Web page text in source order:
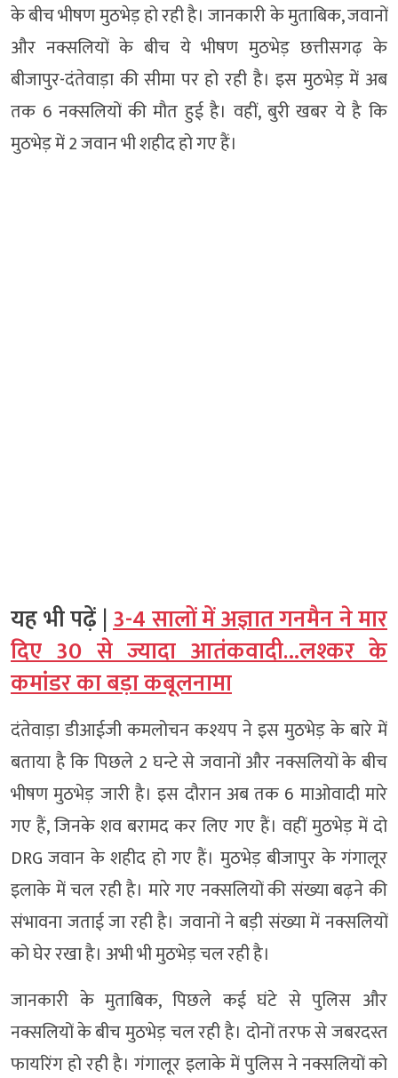
के बीच भीषण मुठभेड़ हो रही है। जानकारी के मुताबिक, जवानों
और नक्सलियों के बीच ये भीषण मुठभेड़ छत्तीसगढ़ के
बीजापुर-दंतेवाड़ा की सीमा पर हो रही है। इस मुठभेड़ में अब
तक 6 नक्सलियों की मौत हुई है। वहीं, बुरी खबर ये है कि
मुठभेड़ में 2 जवान भी शहीद हो गए हैं।
यह भी पढ़ें |3-4 सालों में अज्ञात गनमैन ने मार
दिए 30 से ज्यादा आतंकवादी…लश्कर के
कमांडर का बड़ा कबूलनामा
दंतेवाड़ा डीआईजी कमलोचन कश्यप ने इस मुठभेड़ के बारे में
बताया है कि पिछले 2 घन्टे से जवानों और नक्सलियों के बीच
भीषण मुठभेड़ जारी है। इस दौरान अब तक 6 माओवादी मारे
गए हैं, जिनके शव बरामद कर लिए गए हैं। वहीं मुठभेड़ में दो
DRG जवान के शहीद हो गए हैं। मुठभेड़ बीजापुर के गंगालूर
इलाके में चल रही है। मारे गए नक्सलियों की संख्या बढ़ने की
संभावना जताई जा रही है। जवानों ने बड़ी संख्या में नक्सलियों
को घेर रखा है। अभी भी मुठभेड़ चल रही है।
जानकारी के मुताबिक, पिछले कई घंटे से पुलिस और
नक्सलियों के बीच मुठभेड़ चल रही है। दोनों तरफ से जबरदस्त
फायरिंग हो रही है। गंगालूर इलाके में पुलिस ने नक्सलियों को